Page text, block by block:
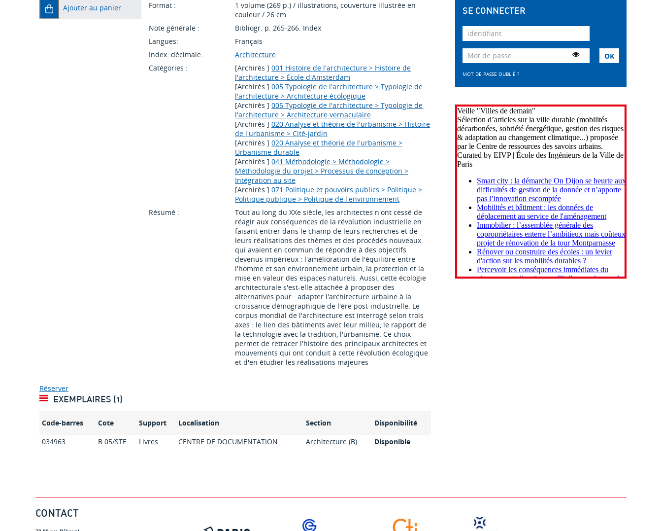
Ajouter au panier
Format :
1 volume (269 p.) / illustrations, couverture illustrée en
couleur / 26 cm
Note générale :
Bibliogr. p. 265-266. Index
Langues:
Français
Index. décimale :
Architecture
Catégories :
[Archirès ]001 Histoire de l'architecture > Histoire de
l'architecture > École d'Amsterdam
[Archirès ]005 Typologie de l'architecture > Typologie de
l'architecture > Architecture écologique
[Archirès ]005 Typologie de l'architecture > Typologie de
l'architecture > Architecture vernaculaire
[Archirès ]020 Analyse et théorie de l'urbanisme > Histoire
de l'urbanisme > Cité-jardin
[Archirès ]020 Analyse et théorie de l'urbanisme >
Urbanisme durable
[Archirès ]041 Méthodologie > Méthodologie >
Méthodologie du projet > Processus de conception >
Intégration au site
[Archirès ]071 Politique et pouvoirs publics > Politique >
Politique publique > Politique de l'environnement
Résumé :
Tout au long du XXe siècle, les architectes n'ont cessé de
réagir aux conséquences de la révolution industrielle en
faisant entrer dans le champ de leurs recherches et de
leurs réalisations des thèmes et des procédés nouveaux
qui avaient en commun de répondre à des objectifs
devenus impérieux : l'amélioration de l'équilibre entre
l'homme et son environnement urbain, la protection et la
mise en valeur des espaces naturels. Aussi, cette écologie
architecturale s'est-elle attachée à proposer des
alternatives pour : adapter l'architecture urbaine à la
croissance démographique de l'ère post-industrielle. Le
corpus mondial de l'architecture est interrogé selon trois
axes : le lien des bâtiments avec leur milieu, le rapport de
la technologie avec la tradition, l'urbanisme. Ce choix
permet de retracer l'histoire des principaux architectes et
mouvements qui ont conduit à cette révolution écologique
et d'en étudier les réalisations majeures
Réserver
EXEMPLAIRES (1)
Code-barres Cote Support Localisation Section
Disponibilité
034963
B.05/STE Livres CENTRE DE DOCUMENTATION Architecture (B) Disponible
SE CONNECTER
MOT DE PASSE OUBLIÉ ?
CONTACT